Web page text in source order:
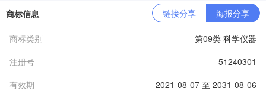
商标信息 链接分享 海报分享
商标类别
第09类 科学仪器
注册号
51240301
有效期
2021-08-07 至 2031-08-06